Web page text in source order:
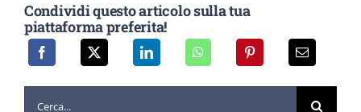
Condividi questo articolo sulla tua
piattaforma preferita!